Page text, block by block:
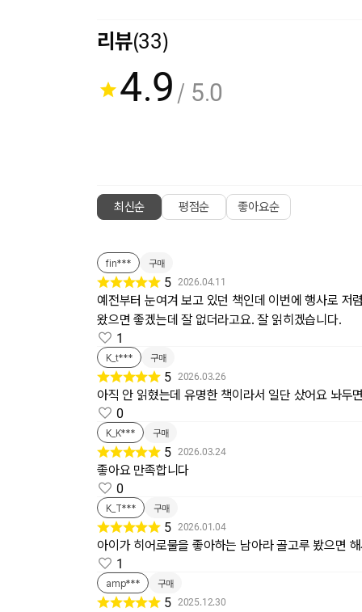
리뷰(33)
4.9/ 5.0
최신순 평점순 좋아요순
fin*** 구매
5 2026.04.11
예전부터 눈여겨 보고 있던 책인데 이번에 행사로 저
왔으면 좋겠는데 잘 없더라고요. 잘 읽히겠습니다.
1
K_t*** 구매
5 2026.03.26
아직 안 읽혔는데 유명한 책이라서 일단 샀어요 놔두
0
K_K*** 구매
5 2026.03.24
좋아요 만족합니다
0
K_T*** 구매
5 2026.01.04
아이가 히어로물을 좋아하는 남아라 골고루 봤으면
1
amp*** 구매
5 2025.12.30